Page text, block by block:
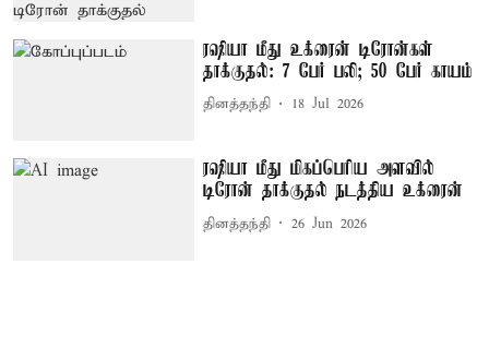
ரஷியா மீது உக்ரைன் டிரோன்கள்
தாக்குதல்: 7 பேர் பலி; 50 பேர் காயம்
தினத்தந்தி 18 Jul 2026
ரஷியா மீது மிகப்பெரிய அளவில்
டிரோன் தாக்குதல் நடத்திய உக்ரைன்
தினத்தந்தி 26 Jun 2026